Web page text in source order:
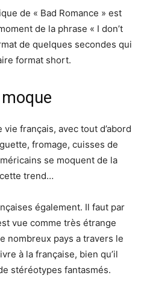
de « Bad Romance » est
de la phrase « I don’t
de quelques secondes qui
format short.
français, avec tout d’abord
fromage, cuisses de
se moquent de la
trend…
également. Il faut par
vue comme très étrange
nombreux pays a travers le
à la française, bien qu’il
stéréotypes fantasmés.